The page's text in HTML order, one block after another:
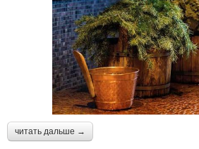
читать дальше →